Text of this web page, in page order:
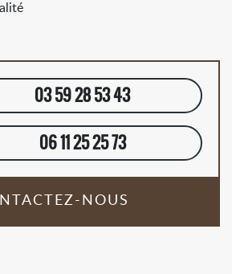
03 59 28 53 43
06 11 25 25 73
NOUS